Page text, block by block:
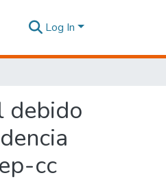
Log In
debido
cc